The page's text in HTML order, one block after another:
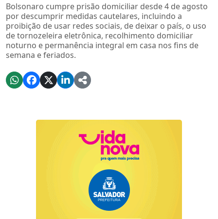
Bolsonaro cumpre prisão domiciliar desde 4 de agosto
por descumprir medidas cautelares, incluindo a
proibição de usar redes sociais, de deixar o país, o uso
de tornozeleira eletrônica, recolhimento domiciliar
noturno e permanência integral em casa nos fins de
semana e feriados.